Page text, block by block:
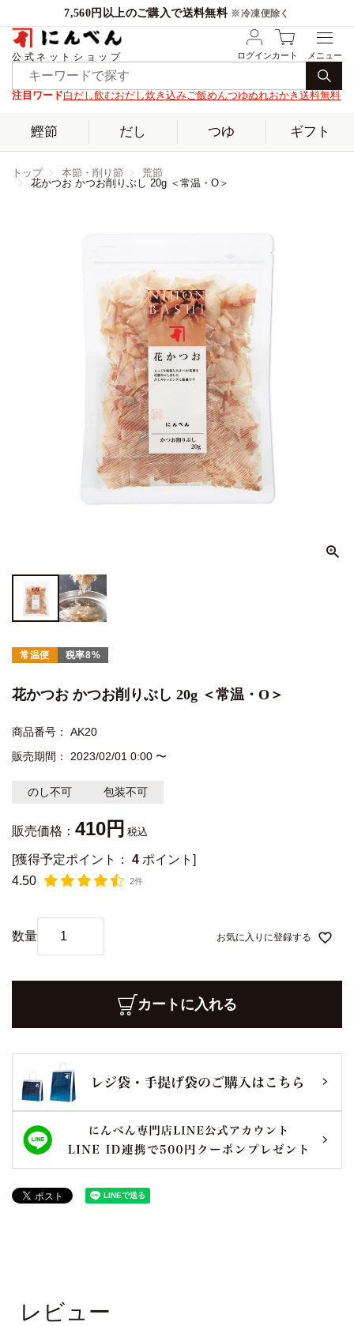
7,560円以上のご購入で送料無料 ※冷凍便除く
公式ネットショップ ログインカート
注目ワード白だし飲むおだし炊き込みご飯めんつゆぬれおかき 送料無料
鰹節 だし つゆ ギフト
トップ 本節・削り節
荒節
花かつお かつお削りぶし 20g ＜常温・O＞
常温便 税率8%
花かつお かつお削りぶし 20g ＜常温・O＞
商品番号
AK20
販売期間
2023/02/01 0:00 〜
のし不可 包装不可
販売価格： 410 税込
[獲得予定ポイント： 4 ポイント]
4.50
2件
お気に入りに登録する
カートに入れる
レビュー